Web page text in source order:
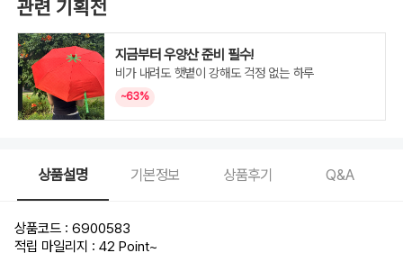
관련 기획전
지금부터 우양산 준비 필수!
비가 내려도 햇볕이 강해도 걱정 없는 하루
~63%
상품설명 기본정보 상품후기 Q&A
상품코드 : 6900583
적립 마일리지 : 42 Point~